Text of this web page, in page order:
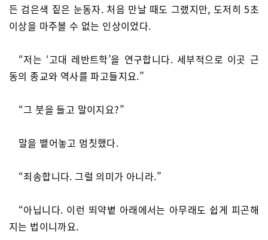
든 검은색 짙은 눈동자. 처음 만날 때도 그랬지만, 도저히 5초
이상을 마주볼 수 없는 인상이었다.
“저는 ‘고대 레반트학’을 연구합니다. 세부적으로 이곳 근
동의 종교와 역사를 파고들지요.”
“그 붓을 들고 말이지요?”
말을 뱉어놓고 멈칫했다.
“죄송합니다. 그럴 의미가 아니라.”
“아닙니다. 이런 뙤약볕 아래에서는 아무래도 쉽게 피곤해
지는 법이니까요.